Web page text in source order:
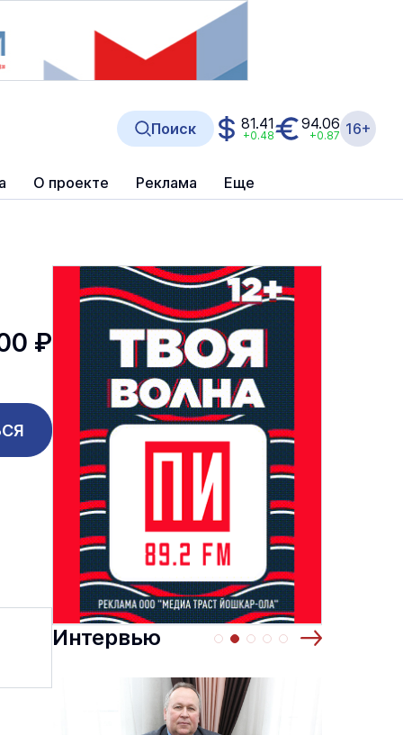
О проекте Реклама Еще
Поиск 81.41
+0.48
94.06
+0.87 16+
₽
Интервью